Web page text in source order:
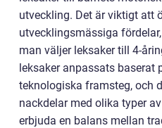
utveckling. Det är viktigt att
utvecklingsmässiga
man väljer leksaker till 4-
leksaker anpassats baserat
teknologiska framsteg, och
nackdelar med olika typer
erbjuda en balans mellan